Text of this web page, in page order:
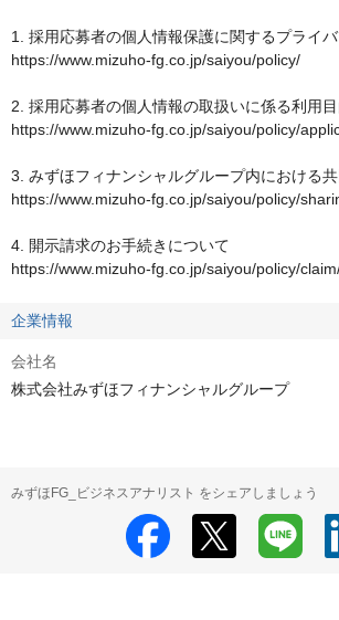
1. 採用応募者の個人情報保護に関するプライ
https://www.mizuho-fg.co.jp/saiyou/policy/
2. 採用応募者の個人情報の取扱いに係る利用
https://www.mizuho-fg.co.jp/saiyou/policy/
3. みずほフィナンシャルグループ内における
https://www.mizuho-fg.co.jp/saiyou/policy/
4. 開示請求のお手続きについて
https://www.mizuho-fg.co.jp/saiyou/policy/
企業情報
会社名
株式会社みずほフィナンシャルグループ
みずほFG_ビジネスアナリスト をシェアしましょう